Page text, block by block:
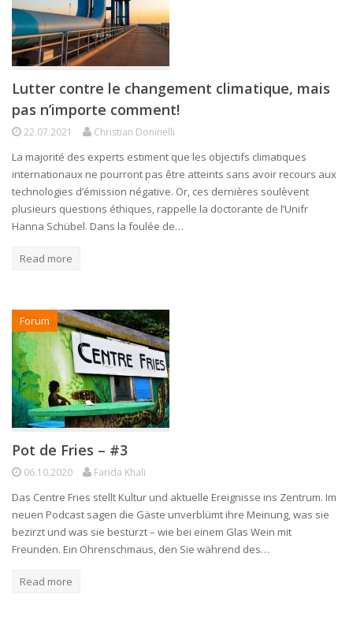
Lutter contre le changement climatique, mais
pas n’importe comment!
22.07.2021 Christian Doninelli
La majorité des experts estiment que les objectifs climatiques
internationaux ne pourront pas être atteints sans avoir recours aux
technologies d’émission négative. Or, ces dernières soulèvent
plusieurs questions éthiques, rappelle la doctorante de l’Unifr
Hanna Schübel. Dans la foulée de…
Read more
Forum
Pot de Fries – #3
06.10.2020 Farida Khali
Das Centre Fries stellt Kultur und aktuelle Ereignisse ins Zentrum. Im
neuen Podcast sagen die Gäste unverblümt ihre Meinung, was sie
bezirzt und was sie bestürzt – wie bei einem Glas Wein mit
Freunden. Ein Ohrenschmaus, den Sie während des…
Read more